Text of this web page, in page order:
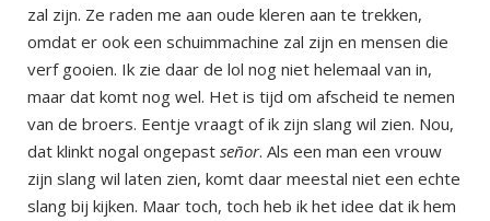
zal zijn. Ze raden me aan oude kleren aan te trekken,
omdat er ook een schuimmachine zal zijn en mensen die
verf gooien. Ik zie daar de lol nog niet helemaal van in,
maar dat komt nog wel. Het is tijd om afscheid te nemen
van de broers. Eentje vraagt of ik zijn slang wil zien. Nou,
dat klinkt nogal ongepast señor. Als een man een vrouw
zijn slang wil laten zien, komt daar meestal niet een echte
slang bij kijken. Maar toch, toch heb ik het idee dat ik hem